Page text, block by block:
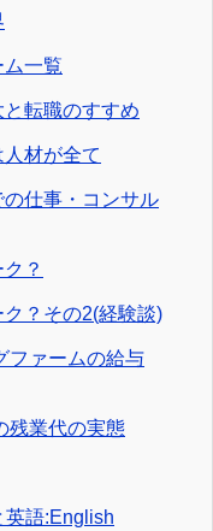
一覧
転職のすすめ
材が全て
仕事・コンサル
？
？その2(経験談)
ァームの給与
業代の実態
英語:English